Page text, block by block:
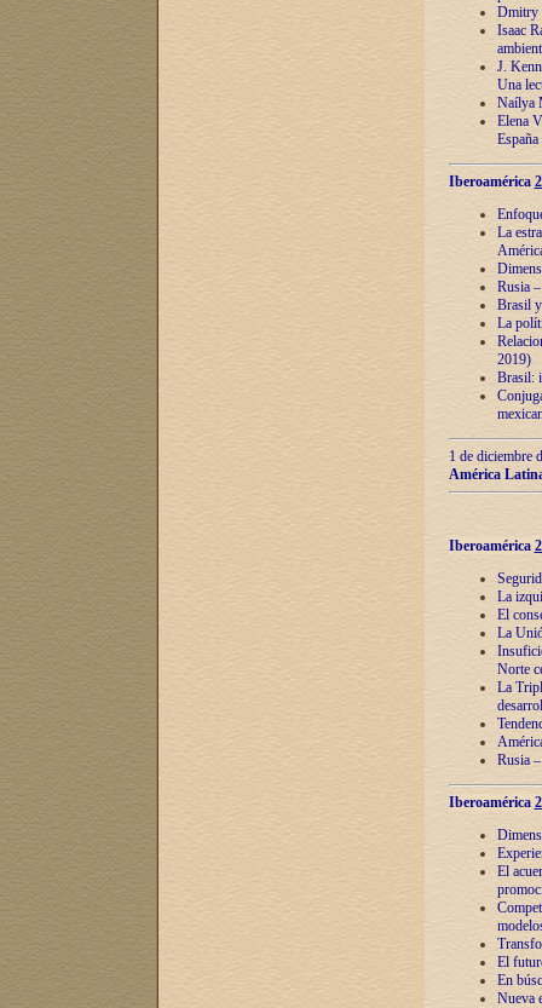
Dmitry
Isaac
J.
Una
Naílya
Elena
España
Iberoamérica
La
Rusia
Brasil
La
2019)
Brasil:
1 de diciembre
América
Iberoamérica
La
El
La
Norte
La
Rusia
Iberoamérica
El
El
En
Nueva